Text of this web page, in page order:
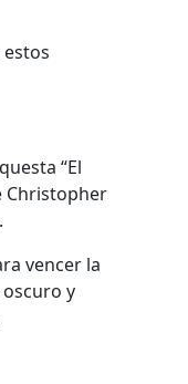
“El
Christopher
vencer la
y